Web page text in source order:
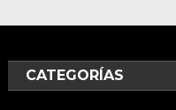
CATEGORÍAS